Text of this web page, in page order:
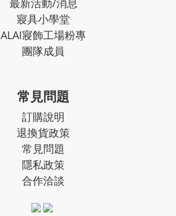
最新活動/消息
寢具小學堂
ALAI寢飾工場粉專
團隊成員
常見問題
訂購說明
退換貨政策
常見問題
隱私政策
合作洽談